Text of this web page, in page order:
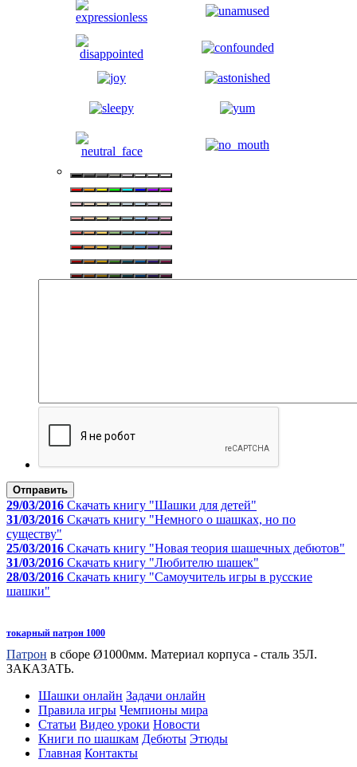
Отправить
29/03/2016 Скачать книгу "Шашки для детей"
31/03/2016 Скачать книгу "Немного о шашках, но по
существу"
25/03/2016 Скачать книгу "Новая теория шашечных дебютов"
31/03/2016 Скачать книгу "Любителю шашек"
28/03/2016 Скачать книгу "Самоучитель игры в русские
шашки"
токарный патрон 1000
Патрон в сборе Ø1000мм. Материал корпуса - сталь 35Л.
ЗАКАЗАТЬ.
Шашки онлайн Задачи онлайн
Правила игры Чемпионы мира
Статьи Видео уроки Новости
Книги по шашкам Дебюты Этюды
Главная Контакты